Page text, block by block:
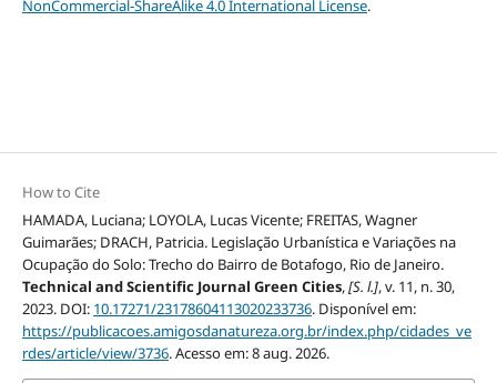
NonCommercial-ShareAlike 4.0 International License.
How to Cite
HAMADA, Luciana; LOYOLA, Lucas Vicente; FREITAS, Wagner
Guimarães; DRACH, Patricia. Legislação Urbanística e Variações na
Ocupação do Solo: Trecho do Bairro de Botafogo, Rio de Janeiro.
Technical and Scientific Journal Green Cities,[S. l.], v. 11, n. 30,
2023. DOI: 10.17271/23178604113020233736. Disponível em:
https://publicacoes.amigosdanatureza.org.br/index.php/cidades_ve
rdes/article/view/3736. Acesso em: 8 aug. 2026.